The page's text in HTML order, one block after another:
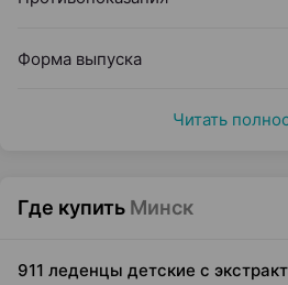
Форма выпуска
Читать
Где купить Минск
911 леденцы детские с